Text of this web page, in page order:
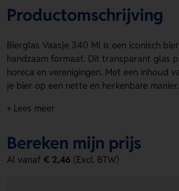
Productomschrijving
Bierglas Vaasje 340 Ml is een iconisch
handzaam formaat. Dit transparant glas
horeca en verenigingen. Met een inhoud
je bier op een nette en herkenbare
Je kunt het laten bedrukken op front side,
ontwerp. Bestel of vraag een prijs op.
Voordelen van de Bierglas
+ Lees meer
Bereken mijn prijs
Al vanaf€ 2,46 (Excl. BTW)